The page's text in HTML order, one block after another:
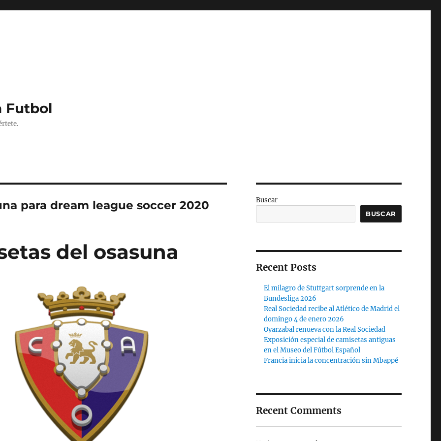
Futbol
para dream league soccer 2020
del osasuna
Buscar
BUSCAR
Recent Posts
El milagro de Stuttgart sorprende en la
Bundesliga 2026
Real Sociedad recibe al Atlético de Madrid el
domingo 4 de enero 2026
Oyarzabal renueva con la Real Sociedad
Exposición especial de camisetas antiguas
en el Museo del Fútbol Español
Francia inicia la concentración sin Mbappé
Recent Comments